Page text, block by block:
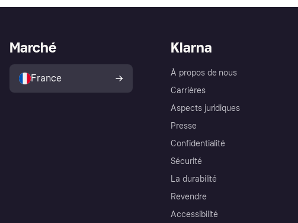
Klarna
À propos de nous
Carrières
Aspects juridiques
Presse
Confidentialité
Sécurité
La durabilité
Revendre
Accessibilité
Marché
France